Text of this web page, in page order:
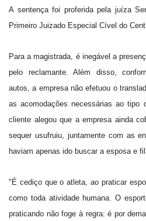
A sentença foi proferida pela juíza
Primeiro Juizado Especial Cível do
Para a magistrada, é inegável a
pelo reclamante. Além disso,
autos, a empresa não efetuou o
as acomodações necessárias ao tipo
cliente alegou que a empresa ainda
sequer usufruiu, juntamente com as
haviam apenas ido buscar a esposa e
"É cediço que o atleta, ao praticar
como toda atividade humana. O
praticando não foge à regra: é por